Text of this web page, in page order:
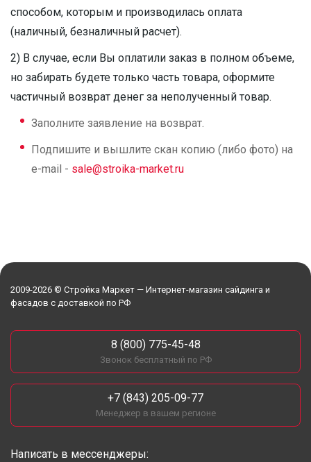
способом, которым и производилась оплата
(наличный, безналичный расчет).
2) В случае, если Вы оплатили заказ в полном объеме,
но забирать будете только часть товара, оформите
частичный возврат денег за неполученный товар.
Заполните заявление на возврат.
Подпишите и вышлите скан копию (либо фото) на
e-mail - sale@stroika-market.ru
2009-2026 © Стройка Маркет — Интернет-магазин сайдинга и
фасадов с доставкой по РФ
8 (800) 775-45-48
Звонок бесплатный по РФ
+7 (843) 205-09-77
Менеджер в вашем регионе
Написать в мессенджеры: